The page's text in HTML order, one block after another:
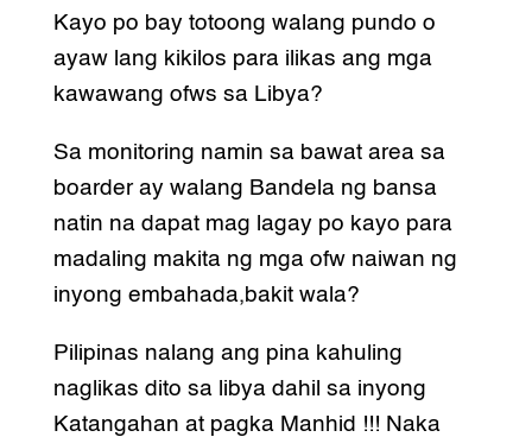
Kayo po bay totoong walang pundo o
ayaw lang kikilos para ilikas ang mga
kawawang ofws sa Libya?
Sa monitoring namin sa bawat area sa
boarder ay walang Bandela ng bansa
natin na dapat mag lagay po kayo para
madaling makita ng mga ofw naiwan ng
inyong embahada,bakit wala?
Pilipinas nalang ang pina kahuling
naglikas dito sa libya dahil sa inyong
Katangahan at pagka Manhid !!! Naka